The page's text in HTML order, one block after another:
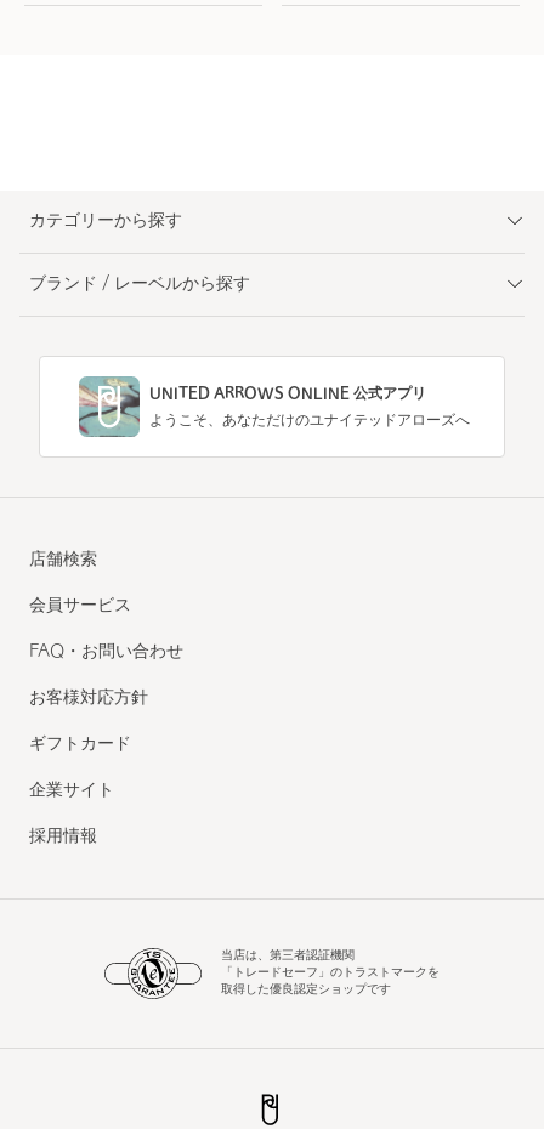
カテゴリーから探す
ブランド / レーベルから探す
UNITED ARROWS ONLINE 公式アプリ
ようこそ、あなただけのユナイテッドアローズへ
店舗検索
会員サービス
FAQ・お問い合わせ
お客様対応方針
ギフトカード
企業サイト
採用情報
当店は、第三者認証機関
「トレードセーフ」のトラストマークを
取得した優良認定ショップです